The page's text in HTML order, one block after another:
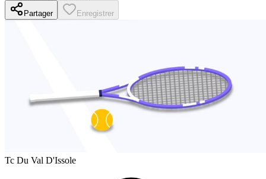
Partager Enregistrer
Tc Du Val D'Issole